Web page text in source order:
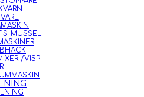
MUSSEL
/VISP